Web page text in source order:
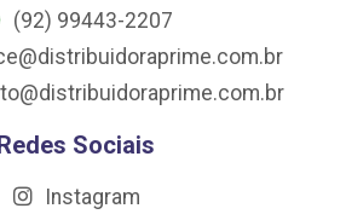
(92) 99443-2207
Redes Sociais
Instagram